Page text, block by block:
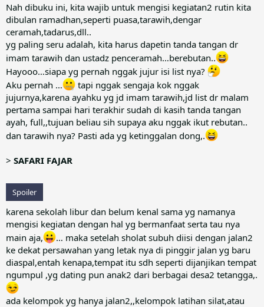
Nah dibuku ini, kita wajib untuk mengisi kegiatan2 rutin kita
dibulan ramadhan,seperti puasa,tarawih,dengar
ceramah,tadarus,dll..
yg paling seru adalah, kita harus dapetin tanda tangan dr
imam tarawih dan ustadz penceramah…berebutan..
Hayooo…siapa yg pernah nggak jujur isi list nya?
Aku pernah …
tapi nggak sengaja kok nggak
jujurnya,karena ayahku yg jd imam tarawih,jd list dr malam
pertama sampai hari terakhir sudah di kasih tanda tangan
ayah, full,,tujuan beliau sih supaya aku nggak ikut rebutan..
dan tarawih nya? Pasti ada yg ketinggalan dong,.
> SAFARI FAJAR
Spoiler
karena sekolah libur dan belum kenal sama yg namanya
mengisi kegiatan dengan hal yg bermanfaat serta tau nya
main aja,
… maka setelah sholat subuh diisi dengan jalan2
ke dekat persawahan yang letak nya di pinggir jalan yg baru
diaspal,entah kenapa,tempat itu sdh seperti dijanjikan tempat
ngumpul ,yg dating pun anak2 dari berbagai desa2 tetangga,.
ada kelompok yg hanya jalan2,,kelompok latihan silat,atau